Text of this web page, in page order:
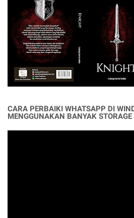
CARA PERBAIKI WHATSAPP DI
MENGGUNAKAN BANYAK STORAGE